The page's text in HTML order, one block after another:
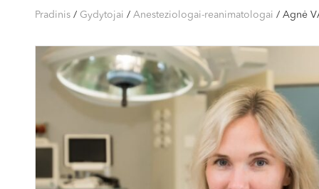
S. Žukausko g. 19
Darbo laikas:
I-V 07:30 - 20:30
VI 09:00 - 15:00
Miško g. 25A
Darbo laikas:
I-V 08:00 - 20:00
VI 09:00 - 15:00
VII --
Pradinis / Gydytojai / Anesteziologai-reanimatologai / Agnė